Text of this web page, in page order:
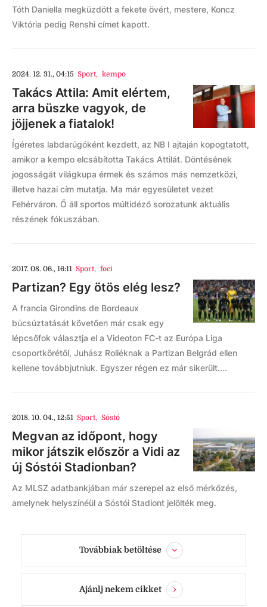
Tóth Daniella megküzdött a fekete övért, mestere, Koncz
Viktória pedig Renshi címet kapott.
2024. 12. 31., 04:15 Sport, kempo
Takács Attila: Amit elértem,
arra büszke vagyok, de
jöjjenek a fiatalok!
Ígéretes labdarúgóként kezdett, az NB I ajtaján kopogtatott,
amikor a kempo elcsábította Takács Attilát. Döntésének
jogosságát világkupa érmek és számos más nemzetközi,
illetve hazai cím mutatja. Ma már egyesületet vezet
Fehérváron. Ő áll sportos múltidéző sorozatunk aktuális
részének fókuszában.
2017. 08. 06., 16:11 Sport, foci
Partizan? Egy ötös elég lesz?
A francia Girondins de Bordeaux
búcsúztatását követően már csak egy
lépcsőfok választja el a Videoton FC-t az Európa Liga
csoportkörétől, Juhász Roliéknak a Partizan Belgrád ellen
kellene továbbjutniuk. Egyszer régen ez már sikerült....
2018. 10. 04., 12:51 Sport, Sóstó
Megvan az időpont, hogy
mikor játszik először a Vidi az
új Sóstói Stadionban?
Az MLSZ adatbankjában már szerepel az első mérkőzés,
amelynek helyszínéül a Sóstói Stadiont jelölték meg.
Továbbiak betöltése
Ajánlj nekem cikket